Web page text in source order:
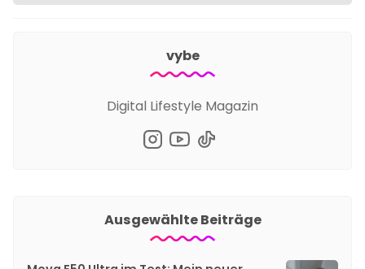
vybe
Digital Lifestyle Magazin
Ausgewählte Beiträge